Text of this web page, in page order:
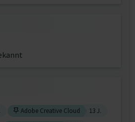
Adobe Creative Cloud
13 J.